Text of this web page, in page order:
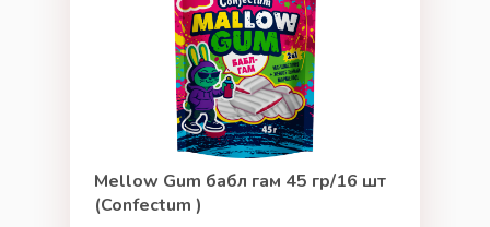
Mellow Gum бабл гам 45 гр/16 шт
(Confectum )